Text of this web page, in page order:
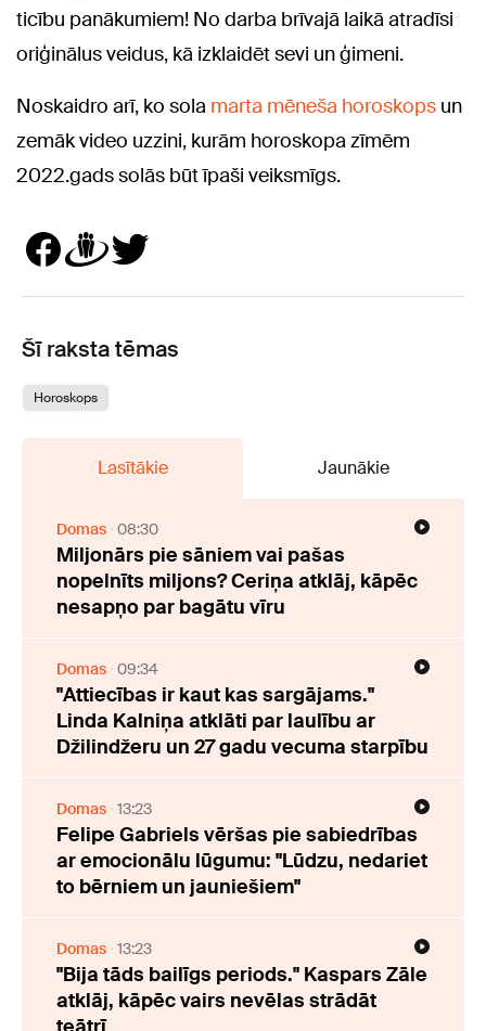
ticību panākumiem! No darba brīvajā laikā atradīsi
oriģinālus veidus, kā izklaidēt sevi un ģimeni.
Noskaidro arī, ko sola marta mēneša horoskops un
zemāk video uzzini, kurām horoskopa zīmēm
2022.gads solās būt īpaši veiksmīgs.
Šī raksta tēmas
Horoskops
Lasītākie Jaunākie
Domas 08:30
Miljonārs pie sāniem vai pašas
nopelnīts miljons? Ceriņa atklāj, kāpēc
nesapņo par bagātu vīru
Domas 09:34
"Attiecības ir kaut kas sargājams."
Linda Kalniņa atklāti par laulību ar
Džilindžeru un 27 gadu vecuma starpību
Domas 13:23
Felipe Gabriels vēršas pie sabiedrības
ar emocionālu lūgumu: "Lūdzu, nedariet
to bērniem un jauniešiem"
Domas 13:23
"Bija tāds bailīgs periods." Kaspars Zāle
atklāj, kāpēc vairs nevēlas strādāt